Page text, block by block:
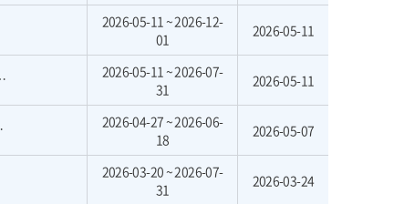
2026-05-11 ~ 2026-12-
01
2026-05-11
2026-05-11 ~ 2026-07-
31
2026-05-11
2026-04-27 ~ 2026-06-
18
2026-05-07
2026-03-20 ~ 2026-07-
31
2026-03-24